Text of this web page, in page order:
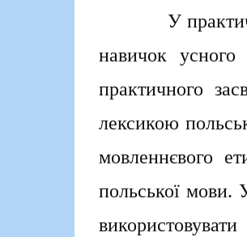
У практичній
навичок
практичного
лексикою
мовленнєвого
польської мови.